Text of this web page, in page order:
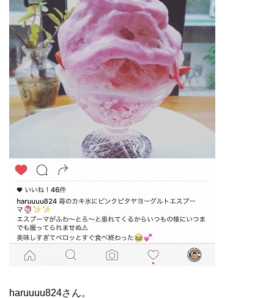
haruuuu824さん。